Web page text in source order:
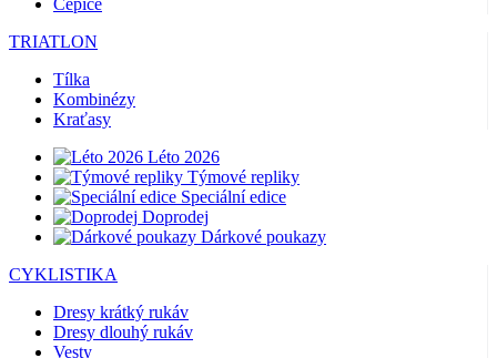
Čepice
TRIATLON
Tílka
Kombinézy
Kraťasy
Léto 2026
Týmové repliky
Speciální edice
Doprodej
Dárkové poukazy
CYKLISTIKA
Dresy krátký rukáv
Dresy dlouhý rukáv
Vesty